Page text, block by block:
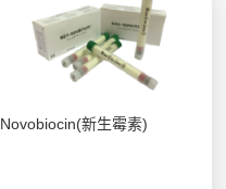
Novobiocin(新生霉素)